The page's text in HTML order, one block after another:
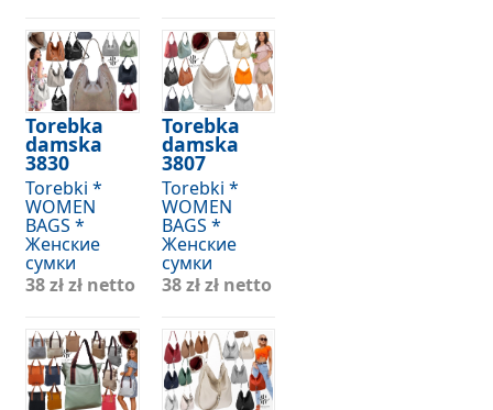
Torebka
damska
3830
Torebki *
WOMEN
BAGS *
Женские
сумки
38 złzł netto
Torebka
damska
3807
Torebki *
WOMEN
BAGS *
Женские
сумки
38 złzł netto